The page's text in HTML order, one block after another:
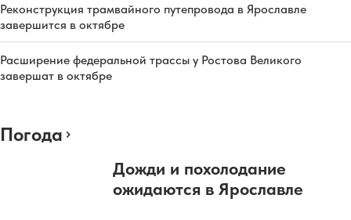
Реконструкция трамвайного путепровода в Ярославле
завершится в октябре
Расширение федеральной трассы у Ростова Великого
завершат в октябре
Погода
Дожди и похолодание
ожидаются в Ярославле